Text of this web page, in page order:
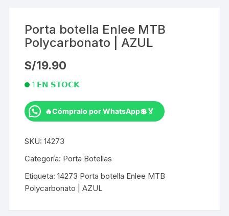
Porta botella Enlee MTB
Polycarbonato | AZUL
S/19.90
1 𝗘𝗡 𝗦𝗧𝗢𝗖𝗞
Porta
Enlee
MTB
|
AZUL
🔥Cómpralo por WhatsApp💲🏅
SKU:14273
Categoría: Porta Botellas
Etiqueta:14273 Porta botella Enlee MTB
Polycarbonato | AZUL